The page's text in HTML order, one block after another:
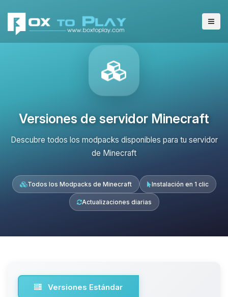
Versiones de servidor Minecraft
Descubre todos los modpacks disponibles para tu servidor
de Minecraft
Todos los Modpacks de Minecraft Instalación en 1 clic
Actualizaciones diarias
Versiones Estándar